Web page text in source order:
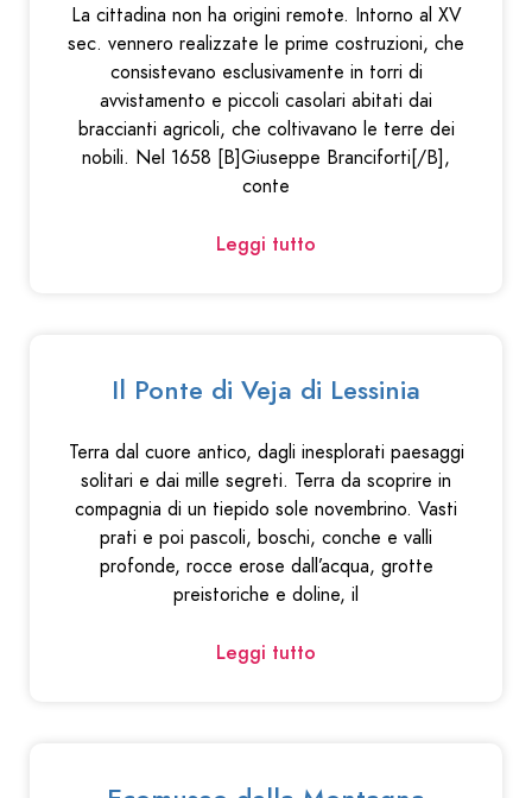
La cittadina non ha origini remote. Intorno al XV
sec. vennero realizzate le prime costruzioni, che
consistevano esclusivamente in torri di
avvistamento e piccoli casolari abitati dai
braccianti agricoli, che coltivavano le terre dei
nobili. Nel 1658 [B]Giuseppe Branciforti[/B],
conte
Leggi tutto
Il Ponte di Veja di Lessinia
Terra dal cuore antico, dagli inesplorati paesaggi
solitari e dai mille segreti. Terra da scoprire in
compagnia di un tiepido sole novembrino. Vasti
prati e poi pascoli, boschi, conche e valli
profonde, rocce erose dall’acqua, grotte
preistoriche e doline, il
Leggi tutto